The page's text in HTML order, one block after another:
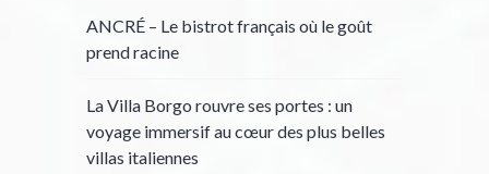
ANCRÉ – Le bistrot français où le goût
prend racine
La Villa Borgo rouvre ses portes : un
voyage immersif au cœur des plus belles
villas italiennes